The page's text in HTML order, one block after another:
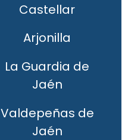
Castellar
Arjonilla
La Guardia de
Jaén
Valdepeñas de
Jaén